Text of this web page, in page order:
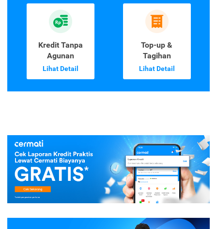
Kredit Tanpa
Agunan
Lihat Detail
Top-up &
Tagihan
Lihat Detail